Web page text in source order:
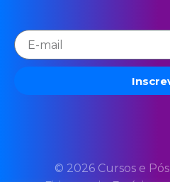
© 2026 Cursos e